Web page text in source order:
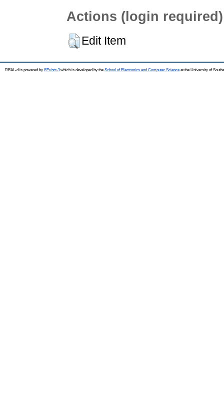
Actions (login required)
Edit Item
REAL-d is powered by EPrints 3which is developed by the School of Electronics and Computer Science at the University of